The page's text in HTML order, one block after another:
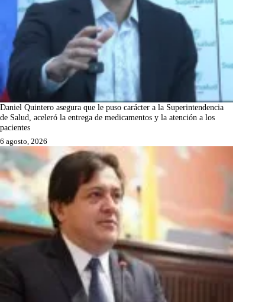
Daniel Quintero asegura que le puso carácter a la Superintendencia
de Salud, aceleró la entrega de medicamentos y la atención a los
pacientes
6 agosto, 2026